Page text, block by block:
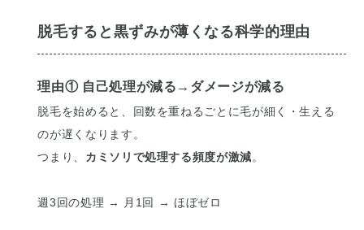
脱毛すると黒ずみが薄くなる科学的理由
理由① 自己処理が減る→ダメージが減る
脱毛を始めると、回数を重ねるごとに毛が細く・生える
のが遅くなります。
つまり、 カミソリで処理する頻度が激減。
週3回の処理 → 月1回 → ほぼゼロ